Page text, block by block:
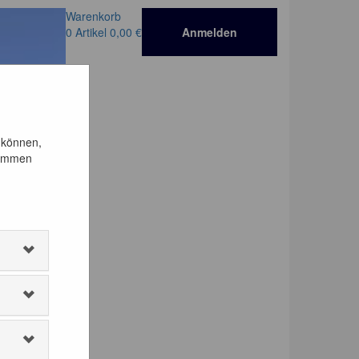
Warenkorb
0 Artikel 0,00 € Anmelden